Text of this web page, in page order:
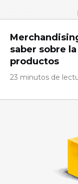
saber sobre
productos
23 minutos de